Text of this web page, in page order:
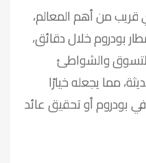
من أهم المعالم،
بودروم خلال دقائق،
والشواطئ
مما يجعله خيارًا
بودروم أو تحقيق عائد